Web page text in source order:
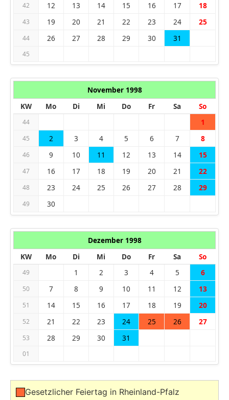
42 12 13 14 15 16 17 18
43 19 20 21 22 23 24 25
44 26 27 28 29 30 31
45
November 1998
KW
Mo Di Mi Do Fr Sa So
44 1
45 2 3 4 5 6 7 8
46 9 10 11 12 13 14 15
47 16 17 18 19 20 21 22
48 23 24 25 26 27 28 29
49 30
Dezember 1998
KW
Mo Di Mi Do Fr Sa So
49 1 2 3 4 5 6
50 7 8 9 10 11 12 13
51 14 15 16 17 18 19 20
52 21 22 23 24 25 26 27
53 28 29 30 31
01
Gesetzlicher Feiertag in Rheinland-Pfalz